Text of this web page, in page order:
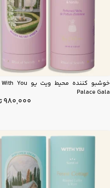
Palace Gala
980,000